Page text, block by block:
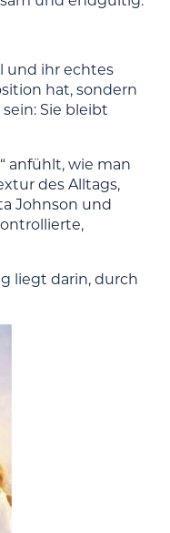
und ihr echtes
hat, sondern
Sie bleibt
anfühlt, wie man
des Alltags,
Johnson und
liegt darin, durch